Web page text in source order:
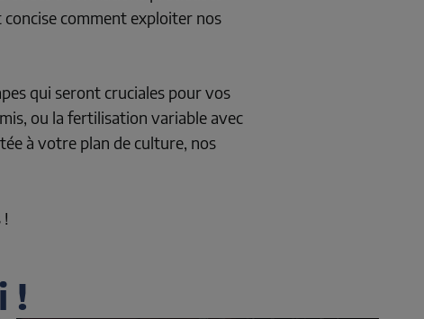
comment exploiter nos
qui seront cruciales pour vos
ou la fertilisation variable avec
à votre plan de culture, nos
!